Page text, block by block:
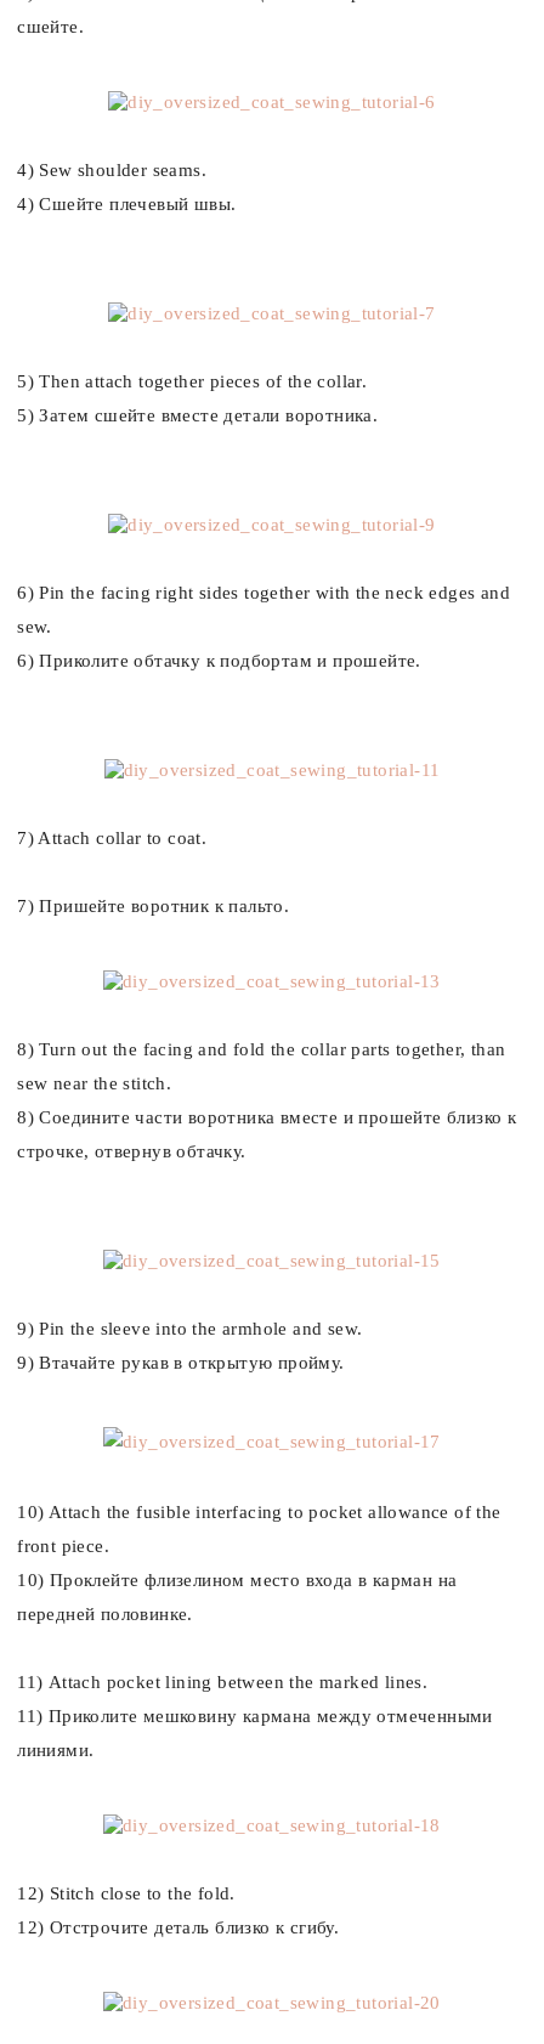
сшейте.
4) Sew shoulder seams.
4)Сшейте плечевый швы.
5) Then attach together pieces of the collar.
5) Затем сшейте вместе детали воротника.
6) Pin the facing right sides together with the neck edges and
sew.
6) Приколите обтачку к подбортам и прошейте.
7) Attach collar to coat.
7)Пришейте воротник к пальто.
8) Turn out the facing and fold the collar parts together, than
sew near the stitch.
8) Соедините части воротника вместе и прошейте близко к
строчке, отвернув обтачку.
9) Pin the sleeve into the armhole and sew.
9) Втачайте рукав в открытую пройму.
10) Attach the fusible interfacing to pocket allowance of the
front piece.
10) Проклейте флизелином место входа в карман на
передней половинке.
11) Attach pocket lining between the marked lines.
11) Приколите мешковину кармана между отмеченными
линиями.
12) Stitch close to the fold.
12) Отстрочите деталь близко к сгибу.